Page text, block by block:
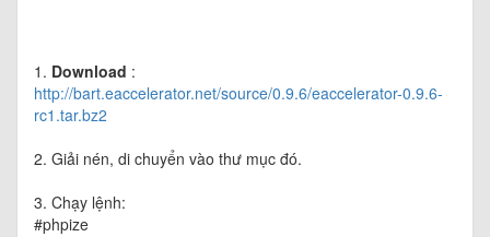
1. Download :
http://bart.eaccelerator.net/source/0.9.6/eaccelerator-0.9.6-
rc1.tar.bz2
2. Giải nén, di chuyển vào thư mục đó.
3. Chạy lệnh:
#phpize